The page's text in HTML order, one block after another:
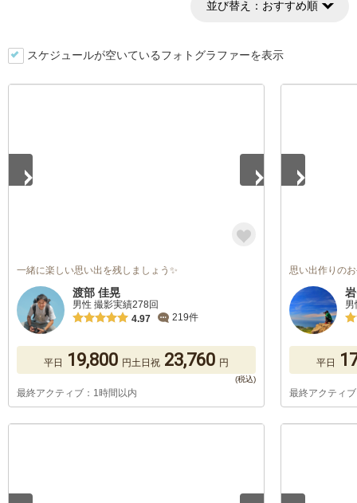
並び替え： おすすめ順
スケジュールが空いているフォトグラファーを表示
一緒に楽しい思い出を残しましょう✨
渡部 佳晃
男性 撮影実績278回
4.97
219件
平日 19,800 円土日祝 23,760 円
最終アクティブ：1時間以内
思い出作りの
平日
最終アクティ